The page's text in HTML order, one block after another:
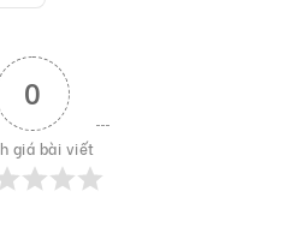
0
giá bài viết